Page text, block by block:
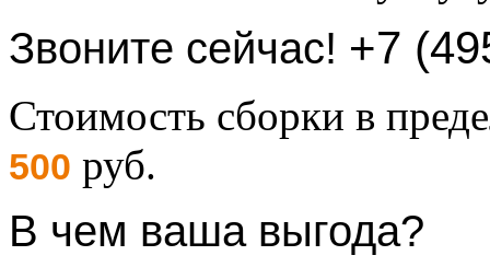
Звоните сейчас! +7
Стоимость сборки в
500 руб.
В чем ваша выгода?